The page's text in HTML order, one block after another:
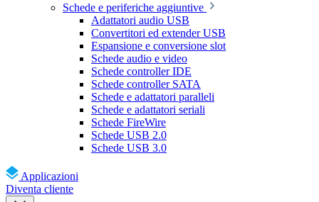
Schede e periferiche aggiuntive
Adattatori audio USB
Convertitori ed extender USB
Espansione e conversione slot
Schede audio e video
Schede controller IDE
Schede controller SATA
Schede e adattatori paralleli
Schede e adattatori seriali
Schede FireWire
Schede USB 2.0
Schede USB 3.0
Applicazioni
Diventa cliente